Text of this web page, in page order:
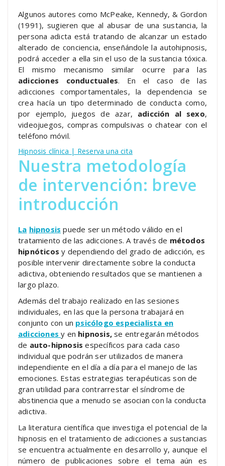
Algunos autores como McPeake, Kennedy, & Gordon
(1991), sugieren que al abusar de una sustancia, la
persona adicta está tratando de alcanzar un estado
alterado de conciencia, enseñándole la autohipnosis,
podrá acceder a ella sin el uso de la sustancia tóxica.
El mismo mecanismo similar ocurre para las
adicciones conductuales. En el caso de las
adicciones comportamentales, la dependencia se
crea hacía un tipo determinado de conducta como,
por ejemplo, juegos de azar, adicción al sexo,
videojuegos, compras compulsivas o chatear con el
teléfono móvil.
Hipnosis clínica | Reserva una cita
Nuestra metodología
de intervención: breve
introducción
La hipnosis puede ser un método válido en el
tratamiento de las adicciones. A través de métodos
hipnóticos y dependiendo del grado de adicción, es
posible intervenir directamente sobre la conducta
adictiva, obteniendo resultados que se mantienen a
largo plazo.
Además del trabajo realizado en las sesiones
individuales, en las que la persona trabajará en
conjunto con un psicólogo especialista en
adicciones y en hipnosis, se entregarán métodos
de auto-hipnosis específicos para cada caso
individual que podrán ser utilizados de manera
independiente en el día a día para el manejo de las
emociones. Estas estrategias terapéuticas son de
gran utilidad para contrarrestar el síndrome de
abstinencia que a menudo se asocian con la conducta
adictiva.
La literatura científica que investiga el potencial de la
hipnosis en el tratamiento de adicciones a sustancias
se encuentra actualmente en desarrollo y, aunque el
número de publicaciones sobre el tema aún es